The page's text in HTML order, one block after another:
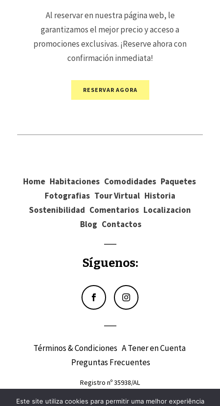
Al reservar en nuestra página web, le
garantizamos el mejor precio y acceso a
promociones exclusivas. ¡Reserve ahora con
confirmación inmediata!
RESERVAR AGORA
Home Habitaciones Comodidades Paquetes
Fotografias Tour Virtual Historia
Sostenibilidad Comentarios Localizacion
Blog Contactos
Síguenos:
Términos & Condiciones A Tener en Cuenta
Preguntas Frecuentes
Registro nº 35938/AL
Este site utiliza cookies para permitir uma melhor experiência